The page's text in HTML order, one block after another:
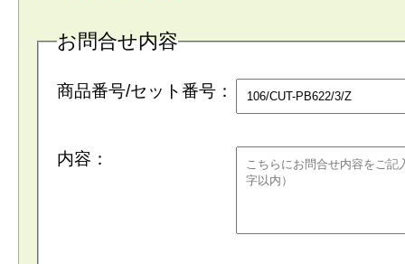
お問合せ内容
商品番号/セット番号：
内容：